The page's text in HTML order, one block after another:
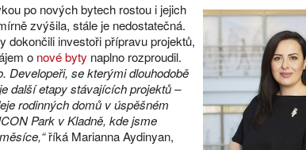
po nových bytech rostou i jejich
zvýšila, stále je nedostatečná.
dokončili investoři přípravu projektů,
o nové byty naplno rozproudil.
Developeři, se kterými dlouhodobě
další etapy stávajících projektů –
rodinných domů v úspěšném
Park v Kladně, kde jsme
říká Marianna Aydinyan,